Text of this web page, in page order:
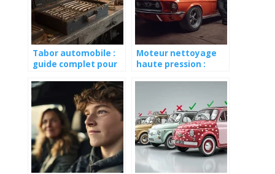
Tabor automobile :
guide complet pour
équipement auto
Moteur nettoyage
haute pression :